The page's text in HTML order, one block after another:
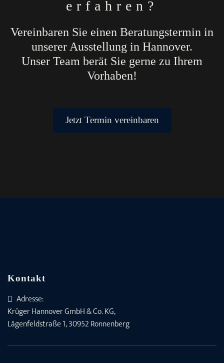
erfahren?
Vereinbaren Sie einen Beratungstermin in
unserer Ausstellung in Hannover.
Unser Team berät Sie gerne zu Ihrem
Vorhaben!
Jetzt Termin vereinbaren
Kontakt
Adresse:
Krüger Hannover GmbH & Co. KG,
Lägenfeldstraße 1, 30952 Ronnenberg